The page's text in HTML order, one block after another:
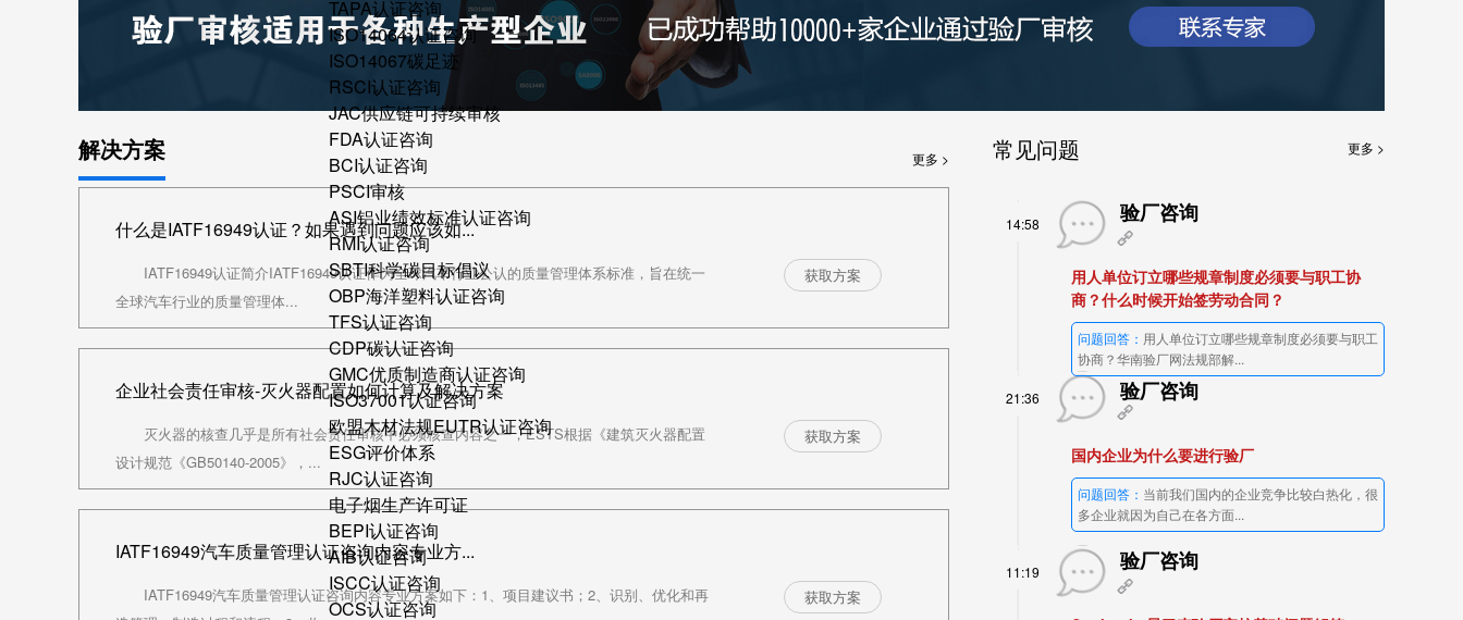
TAPA认证咨询
ISO14064认证咨询
ISO14067碳足迹
RSCI认证咨询
JAC供应链可持续审核
FDA认证咨询
BCI认证咨询
PSCI审核
ASI铝业绩效标准认证咨询
RMI认证咨询
SBTI科学碳目标倡议
OBP海洋塑料认证咨询
TFS认证咨询
CDP碳认证咨询
GMC优质制造商认证咨询
ISO37001认证咨询
欧盟木材法规EUTR认证咨询
ESG评价体系
RJC认证咨询
电子烟生产许可证
BEPI认证咨询
AIB认证咨询
ISCC认证咨询
OCS认证咨询
更多 >
解决方案
什么是IATF16949认证？如果遇到问题应该如...
IATF16949认证简介IATF16949认证作为全球汽车行业公认的质量管理体系标准，旨在统一
全球汽车行业的质量管理体...
获取方案
企业社会责任审核-灭火器配置如何计算及解决方案
灭火器的核查几乎是所有社会责任审核中必须核查内容之一，ESTS根据《建筑灭火器配置
设计规范《GB50140-2005》，...
获取方案
IATF16949汽车质量管理认证咨询内容专业方...
IATF16949汽车质量管理认证咨询内容专业方案如下：1、项目建议书；2、识别、优化和再
获取方案
更多 >
常见问题
14:58 验厂咨询
用人单位订立哪些规章制度必须要与职工协
商？什么时候开始签劳动合同？
问题回答： 用人单位订立哪些规章制度必须要与职工
协商？华南验厂网法规部解...
21:36 验厂咨询
国内企业为什么要进行验厂
问题回答： 当前我们国内的企业竞争比较白热化，很
多企业就因为自己在各方面...
11:19 验厂咨询